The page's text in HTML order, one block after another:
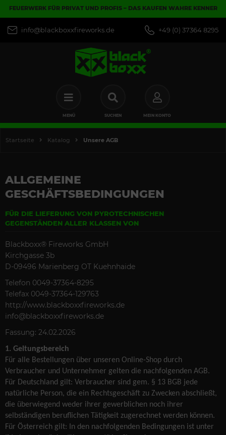
FEUERWERK FÜR PRIVAT UND PROFIS – DAS KAUFEN WAHRE KENNER
info@blackboxxfireworks.de +49 (0) 37364 8295
MENÜ SUCHEN MEIN KONTO
Startseite Katalog Unsere AGB
ALLGEMEINE
GESCHÄFTSBEDINGUNGEN
FÜR DIE LIEFERUNG VON PYROTECHNISCHEN
GEGENSTÄNDEN ALLER KLASSEN VON
Blackboxx® Fireworks GmbH
Kirchgasse 3b
D-09496 Marienberg OT Kuehnhaide
Telefon 0049-37364-8295
Telefax 0049-37364-129763
http://www.blackboxxfireworks.de
info@blackboxxfireworks.de
Fassung: 24.02.2026
1. Geltungsbereich
Für alle Bestellungen über unseren Online-Shop durch
Verbraucher und Unternehmer gelten die nachfolgenden AGB.
Für Deutschland gilt: Verbraucher sind gem. § 13 BGB jede
natürliche Person, die ein Rechtsgeschäft zu Zwecken abschließt,
die überwiegend weder ihrer gewerblichen noch ihrer
selbständigen beruflichen Tätigkeit zugerechnet werden können.
Für Österreich gilt: In den nachfolgenden Bedingungen ist unter